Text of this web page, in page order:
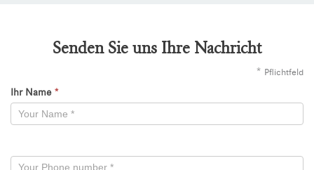
Senden Sie uns Ihre Nachricht
* Pflichtfeld
Kontaktformular
-
Ihr Name *